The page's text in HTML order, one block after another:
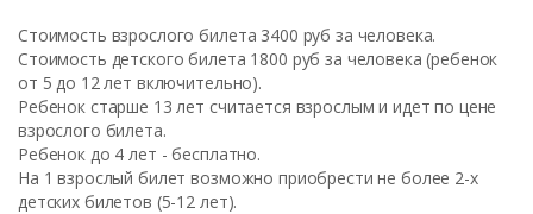
Стоимость взрослого билета 3400 руб за человека.
Стоимость детского билета 1800 руб за человека (ребенок
от 5 до 12 лет включительно).
Ребенок старше 13 лет считается взрослым и идет по цене
взрослого билета.
Ребенок до 4 лет - бесплатно.
На 1 взрослый билет возможно приобрести не более 2-х
детских билетов (5-12 лет).